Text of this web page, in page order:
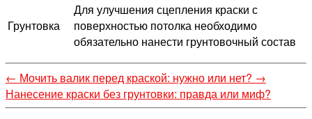
Грунтовка
Для улучшения сцепления краски с
поверхностью потолка необходимо
обязательно нанести грунтовочный состав
← Мочить валик перед краской: нужно или нет? →
Нанесение краски без грунтовки: правда или миф?